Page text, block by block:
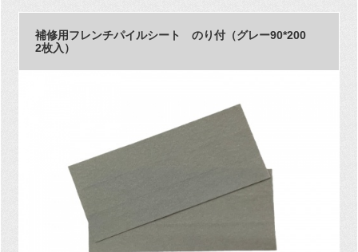
補修用フレンチパイルシート のり付（グレー90*200
2枚入）